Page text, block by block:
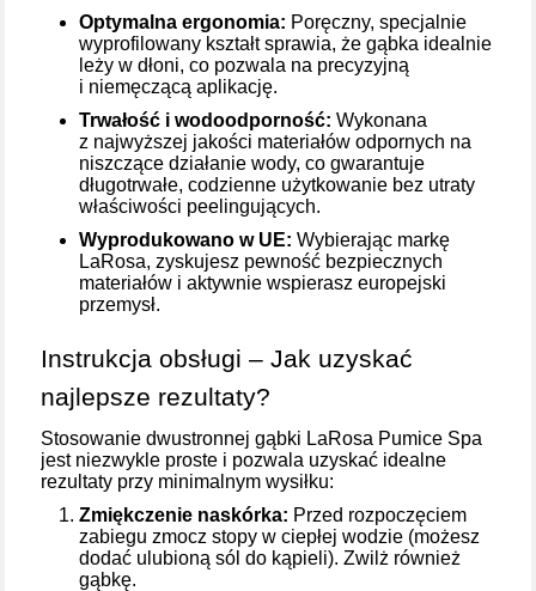
Optymalna ergonomia: Poręczny, specjalnie
wyprofilowany kształt sprawia, że gąbka idealnie
leży w dłoni, co pozwala na precyzyjną
i niemęczącą aplikację.
Trwałość i wodoodporność: Wykonana
z najwyższej jakości materiałów odpornych na
niszczące działanie wody, co gwarantuje
długotrwałe, codzienne użytkowanie bez utraty
właściwości peelingujących.
Wyprodukowano w UE: Wybierając markę
LaRosa, zyskujesz pewność bezpiecznych
materiałów i aktywnie wspierasz europejski
przemysł.
Instrukcja obsługi – Jak uzyskać
najlepsze rezultaty?
Stosowanie dwustronnej gąbki LaRosa Pumice Spa
jest niezwykle proste i pozwala uzyskać idealne
rezultaty przy minimalnym wysiłku:
Zmiękczenie naskórka: Przed rozpoczęciem
zabiegu zmocz stopy w ciepłej wodzie (możesz
dodać ulubioną sól do kąpieli). Zwilż również
gąbkę.